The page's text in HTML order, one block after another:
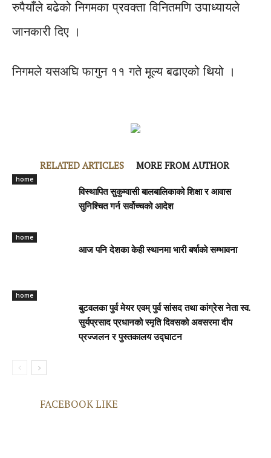
रुपैयाँले बढेको निगमका प्रवक्ता विनितमणि उपाध्यायले
जानकारी दिए ।
निगमले यसअघि फागुन ११ गते मूल्य बढाएको थियो ।
RELATED ARTICLES MORE FROM AUTHOR
home
विस्थापित सुकुम्वासी बालबालिकाको शिक्षा र आवास
सुनिश्चित गर्न सर्वोच्चको आदेश
home
आज पनि देशका केही स्थानमा भारी बर्षाकाे सम्भावना
home
बुटवलका पुर्व मेयर एवम् पुर्व सांसद तथा कांग्रेस नेता स्व.
सुर्यप्रसाद प्रधानको स्मृति दिवसको अवसरमा दीप
प्रज्जलन र पुस्तकालय उद्घाटन
FACEBOOK LIKE